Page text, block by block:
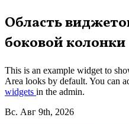
Перейти
к
содержимому
Область
боковой колонки
This is an example widget to
Area looks by default. You can
widgets in the admin.
Вс. Авг 9th, 2026